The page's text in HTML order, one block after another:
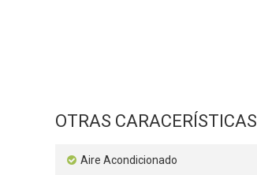
OTRAS CARACERÍSTICAS
Aire Acondicionado